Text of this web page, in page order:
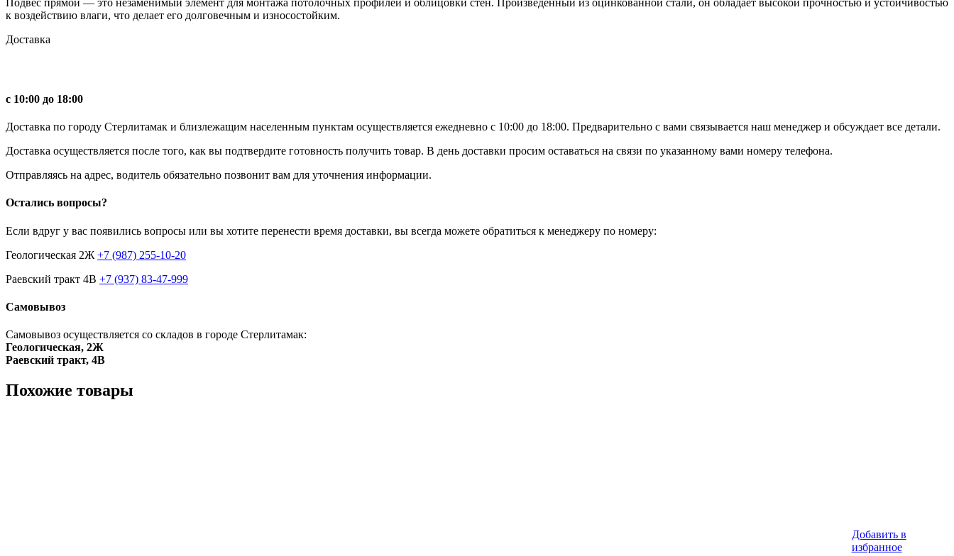
Подвес прямой — это незаменимый элемент для монтажа потолочных профилей и облицовки стен. Произведенный из оцинкованной стали, он обладает высокой прочностью и устойчивостью
к воздействию влаги, что делает его долговечным и износостойким.
Доставка
с 10:00 до 18:00
Доставка по городу Стерлитамак и близлежащим населенным пунктам осуществляется ежедневно с 10:00 до 18:00. Предварительно с вами связывается наш менеджер и обсуждает все детали.
Доставка осуществляется после того, как вы подтвердите готовность получить товар. В день доставки просим оставаться на связи по указанному вами номеру телефона.
Отправляясь на адрес, водитель обязательно позвонит вам для уточнения информации.
Остались вопросы?
Если вдруг у вас появились вопросы или вы хотите перенести время доставки, вы всегда можете обратиться к менеджеру по номеру:
Геологическая 2Ж +7 (987) 255-10-20
Раевский тракт 4В +7 (937) 83-47-999
Самовывоз
Самовывоз осуществляется со складов в городе Стерлитамак:
Геологическая, 2Ж
Раевский тракт, 4В
Похожие товары
Добавить в
избранное